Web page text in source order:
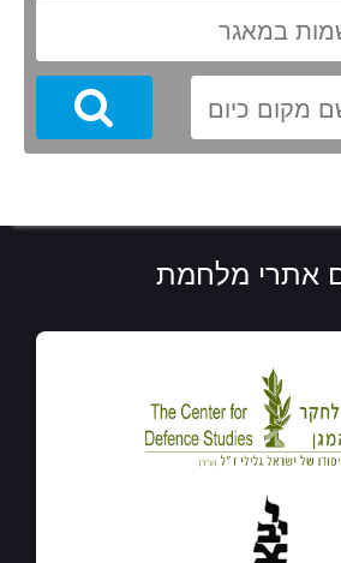
Search
אתרי מלחמת